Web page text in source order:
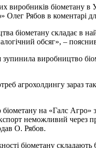
біометану в
Олег Рябов в коментарі
біометану складає в
обсяг», –
виробництво
агрохолдингу зараз
біометану на «Галс
неможливий через
О. Рябов.
біометану